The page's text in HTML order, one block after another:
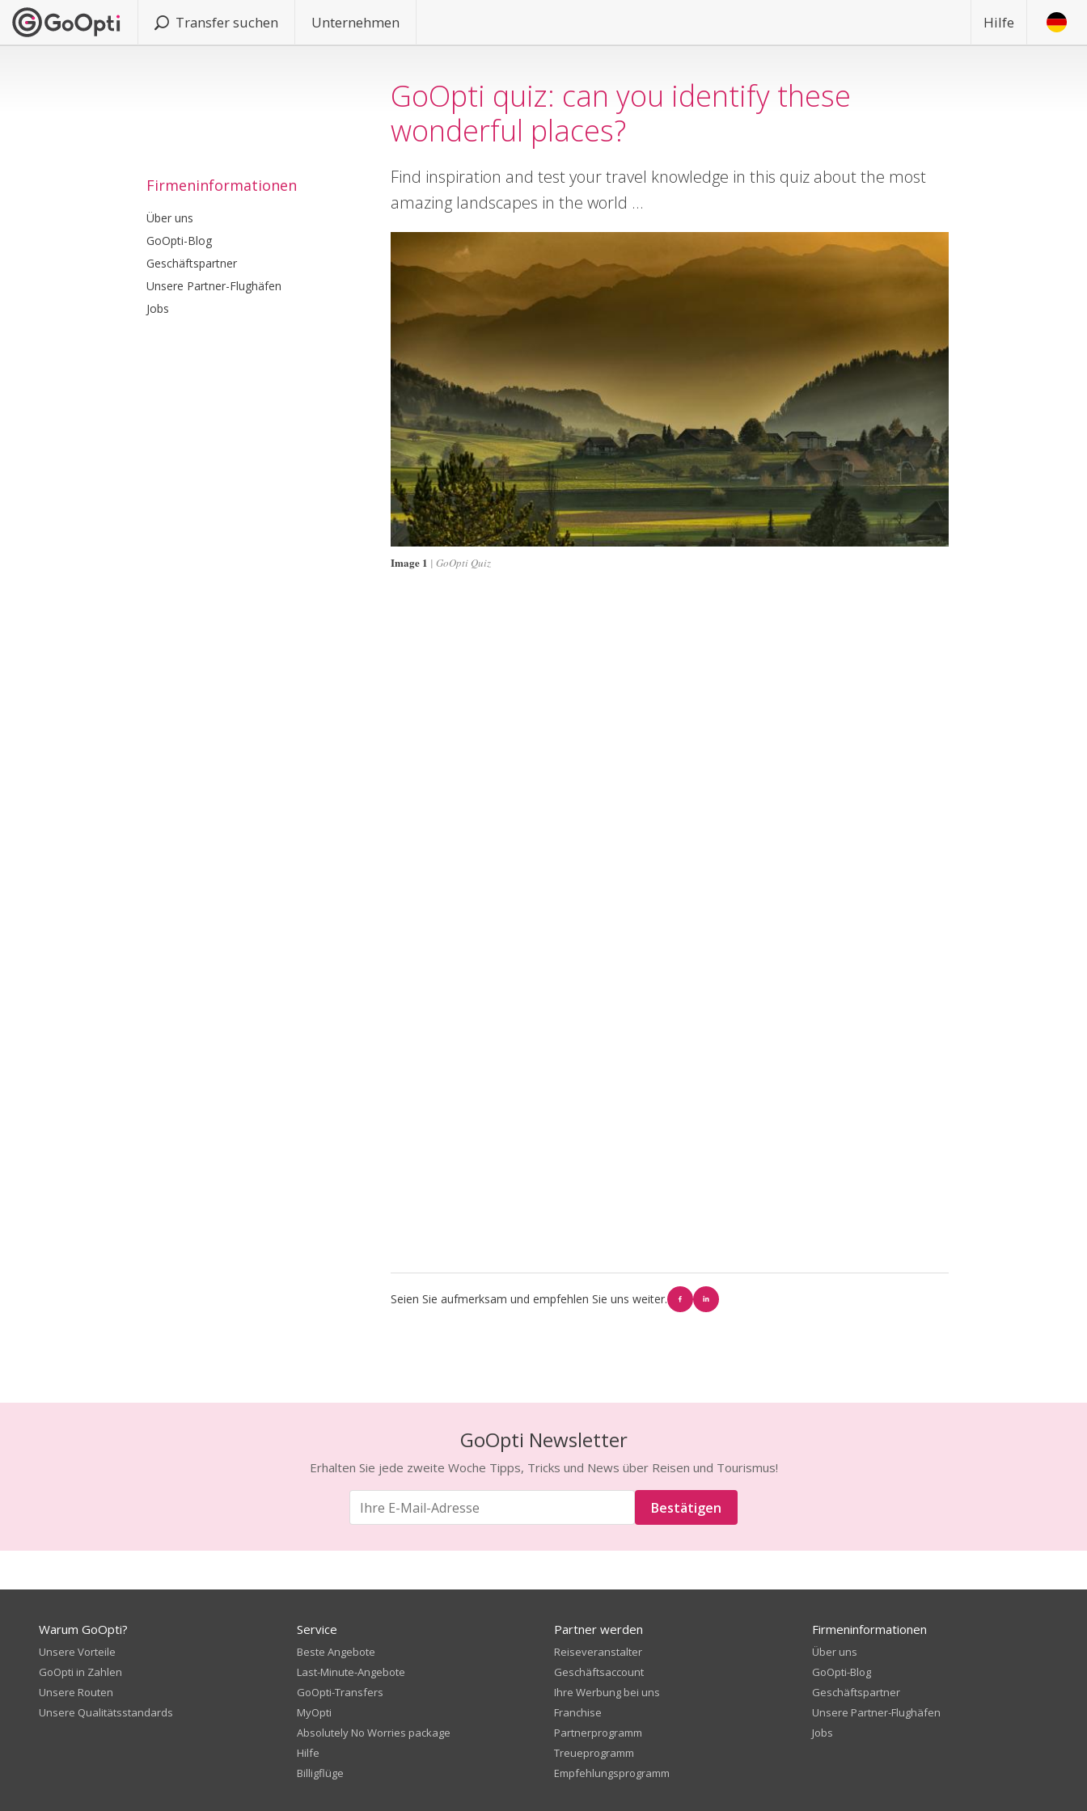
Transfer suchen Unternehmen Hilfe
GoOpti quiz: can you identify these
wonderful places?
Firmeninformationen
Über uns
GoOpti-Blog
Geschäftspartner
Unsere Partner-Flughäfen
Jobs
Find inspiration and test your travel knowledge in this quiz about the most
amazing landscapes in the world ...
Image 1 GoOpti Quiz
Seien Sie aufmerksam und empfehlen Sie uns weiter.
GoOpti Newsletter
Erhalten Sie jede zweite Woche Tipps, Tricks und News über Reisen und Tourismus!
Bestätigen
Warum GoOpti?
Unsere Vorteile
GoOpti in Zahlen
Unsere Routen
Unsere Qualitätsstandards
Service
Beste Angebote
Last-Minute-Angebote
GoOpti-Transfers
MyOpti
Absolutely No Worries package
Hilfe
Billigflüge
Partner werden
Reiseveranstalter
Geschäftsaccount
Ihre Werbung bei uns
Franchise
Partnerprogramm
Treueprogramm
Empfehlungsprogramm
Firmeninformationen
Über uns
GoOpti-Blog
Geschäftspartner
Unsere Partner-Flughäfen
Jobs